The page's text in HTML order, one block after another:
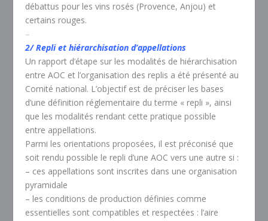
débattus pour les vins rosés (Provence, Anjou) et
certains rouges.
–
2/ Repli et hiérarchisation d’appellations
Un rapport d’étape sur les modalités de hiérarchisation
entre AOC et l’organisation des replis a été présenté au
Comité national. L’objectif est de préciser les bases
d’une définition réglementaire du terme « repli », ainsi
que les modalités rendant cette pratique possible
entre appellations.
Parmi les orientations proposées, il est préconisé que
soit rendu possible le repli d’une AOC vers une autre si :
– ces appellations sont inscrites dans une organisation
pyramidale
– les conditions de production définies comme
essentielles sont compatibles et respectées : l’aire